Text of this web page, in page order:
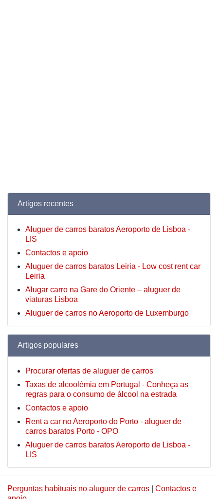
Artigos recentes
Aluguer de carros baratos Aeroporto de Lisboa -
LIS
Contactos e apoio
Aluguer de carros baratos Leiria - Low cost rent car
Leiria
Alugar carro na Gare do Oriente – aluguer de
viaturas Lisboa
Aluguer de carros no Aeroporto de Luxemburgo
Artigos populares
Procurar ofertas de aluguer de carros
Taxas de alcoolémia em Portugal - Conheça as
regras para o consumo de álcool na estrada
Contactos e apoio
Rent a car no Aeroporto do Porto - aluguer de
carros baratos Porto - OPO
Aluguer de carros baratos Aeroporto de Lisboa -
LIS
Perguntas habituais no aluguer de carros
Contactos e